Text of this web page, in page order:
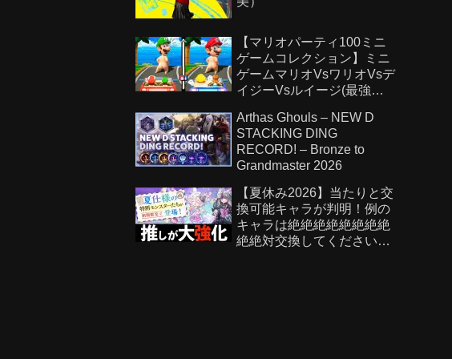
【マリオパーティ100ミニ
ゲームコレクション】ミニ
ゲームマリオVsワリオVsデ
イジーVsルイージ(最強
Arthas Ghouls – NEW D
STACKING DING
RECORD! – Bronze to
Grandmaster 2026
【夏休み2026】当たりと交
換可能キャラが判明！例の
キャラは絶絶絶絶絶絶絶絶
絶絶対交換してください！